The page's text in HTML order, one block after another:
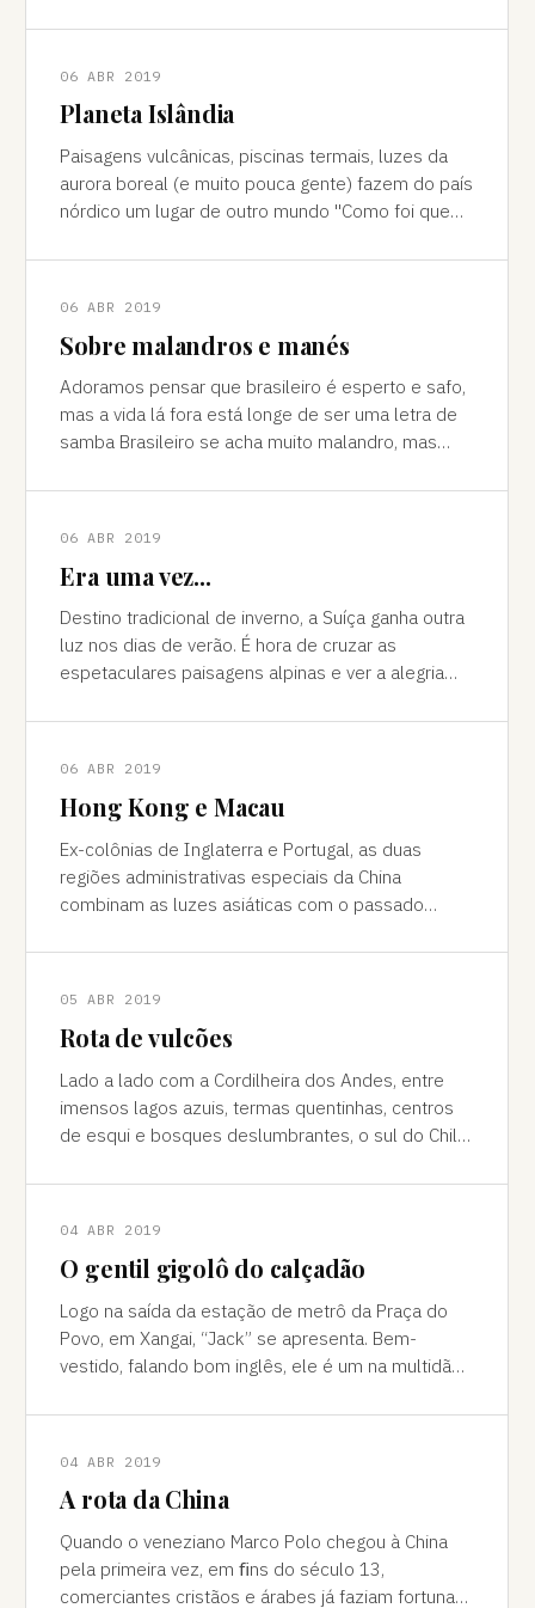
06 ABR 2019
Planeta Islândia
Paisagens vulcânicas, piscinas termais, luzes da
aurora boreal (e muito pouca gente) fazem do país
nórdico um lugar de outro mundo "Como foi que
06 ABR 2019
Sobre malandros e manés
Adoramos pensar que brasileiro é esperto e safo,
mas a vida lá fora está longe de ser uma letra de
samba Brasileiro se acha muito malandro, mas
06 ABR 2019
Era uma vez...
Destino tradicional de inverno, a Suíça ganha outra
luz nos dias de verão. É hora de cruzar as
espetaculares paisagens alpinas e ver a alegria
06 ABR 2019
Hong Kong e Macau
Ex-colônias de Inglaterra e Portugal, as duas
regiões administrativas especiais da China
combinam as luzes asiáticas com o passado
05 ABR 2019
Rota de vulcões
Lado a lado com a Cordilheira dos Andes, entre
imensos lagos azuis, termas quentinhas, centros
de esqui e bosques deslumbrantes, o sul do Chile
04 ABR 2019
O gentil gigolô do calçadão
Logo na saída da estação de metrô da Praça do
Povo, em Xangai, “Jack” se apresenta. Bem-
vestido, falando bom inglês, ele é um na multidão
04 ABR 2019
A rota da China
Quando o veneziano Marco Polo chegou à China
pela primeira vez, em ﬁns do século 13,
comerciantes cristãos e árabes já faziam fortuna